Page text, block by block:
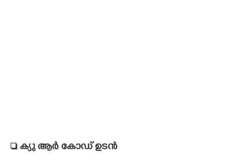
 ക്യു ആർ കോ‌‌ഡ് ഉടൻ